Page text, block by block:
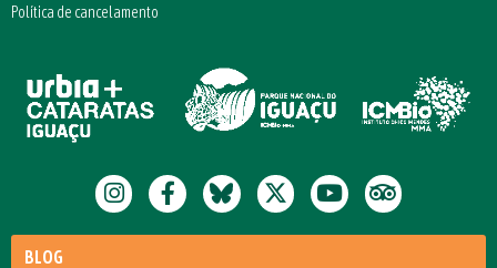
Política de cancelamento
BLOG